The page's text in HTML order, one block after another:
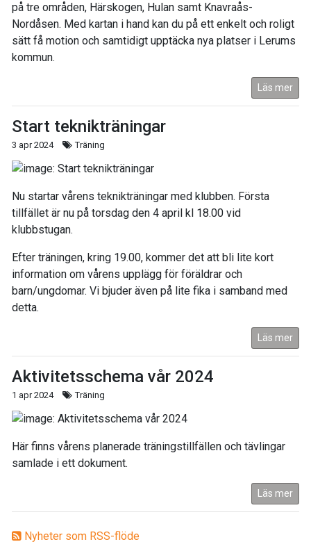
Nyheter som RSS-flöde
på tre områden, Härskogen, Hulan samt Knavraås-
Nordåsen. Med kartan i hand kan du på ett enkelt och roligt
sätt få motion och samtidigt upptäcka nya platser i Lerums
kommun.
Läs mer
Start teknikträningar
3 apr 2024 Träning
Nu startar vårens teknikträningar med klubben. Första
tillfället är nu på torsdag den 4 april kl 18.00 vid
klubbstugan.
Efter träningen, kring 19.00, kommer det att bli lite kort
information om vårens upplägg för föräldrar och
barn/ungdomar. Vi bjuder även på lite fika i samband med
detta.
Läs mer
Aktivitetsschema vår 2024
1 apr 2024 Träning
Här finns vårens planerade träningstillfällen och tävlingar
samlade i ett dokument.
Läs mer